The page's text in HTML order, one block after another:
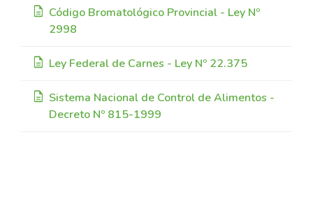
description Código Bromatológico Provincial - Ley Nº
2998
description Ley Federal de Carnes - Ley Nº 22.375
description Sistema Nacional de Control de Alimentos -
Decreto Nº 815-1999